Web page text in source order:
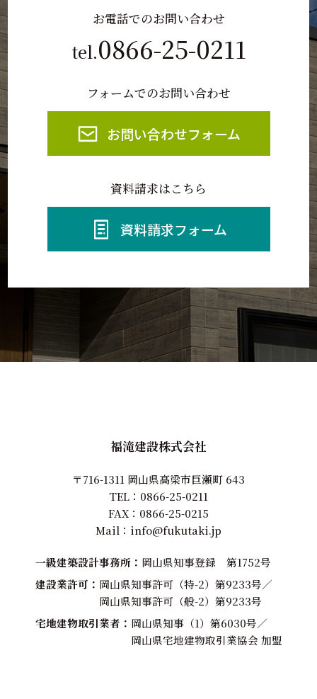
お電話でのお問い合わせ
tel.0866-25-0211
フォームでのお問い合わせ
お問い合わせフォーム
資料請求はこちら
資料請求フォーム
福滝建設株式会社
〒716-1311 岡山県高梁市巨瀬町 643
TEL： 0866-25-0211
FAX：0866-25-0215
Mail： info@fukutaki.jp
一級建築設計事務所
岡山県知事登録 第1752号
建設業許可
岡山県知事許可（特-2）第9233号／
岡山県知事許可（般-2）第9233号
宅地建物取引業者
岡山県知事（1）第6030号／
岡山県宅地建物取引業協会 加盟